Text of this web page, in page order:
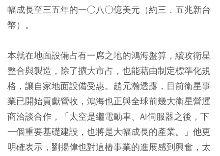
幅成長至三五年的一○八○億美元（約三．五兆新台
幣）。
本就在地面設備占有一席之地的鴻海盤算，續攻衛星
整合與製造，除了擴大市占，也能藉由制定標準化規
格，讓自家地面設備受惠。趙元瀚透露，目前衛星事
業已開始貢獻營收，鴻海也正與全球前幾大衛星營運
商洽談合作，「太空是繼電動車、AI伺服器之後，下
一個重要基礎建設，也將是大幅成長的產業。」他更
明確表示，劉揚偉也對這樁事業的進展感到興奮，太